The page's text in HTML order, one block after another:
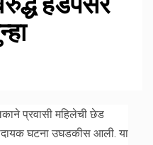
प्रवासी महिलेची छेड
घटना उघडकीस आली. या